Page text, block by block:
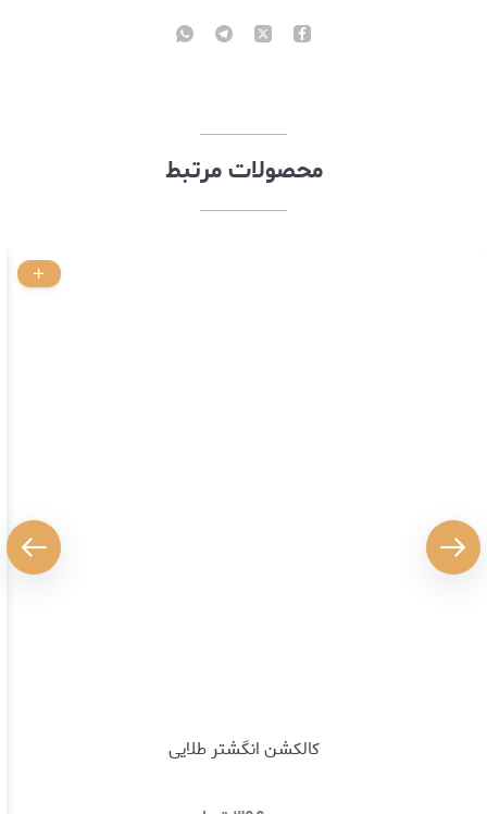
محصولات مرتبط
کالکشن انگشتر طلایی